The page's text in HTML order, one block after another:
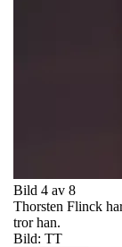
Bild 4 av 8
Thorsten Flinck
tror han.
Bild: TT